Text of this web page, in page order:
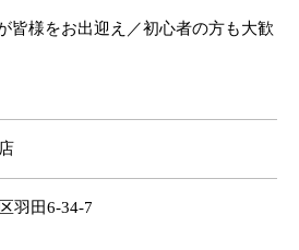
皆様をお出迎え／初心者の方も大歓
羽田6-34-7